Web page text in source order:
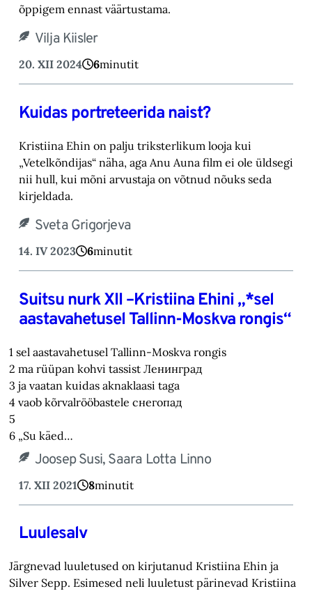
õppigem ennast väärtustama.
Vilja Kiisler
20. XII 2024 6minutit
Kuidas portreteerida naist?
Kristiina Ehin on palju triksterlikum looja kui
„Vetelkõndijas“ näha, aga Anu Auna film ei ole üldsegi
nii hull, kui mõni arvustaja on võtnud nõuks seda
kirjeldada.
Sveta Grigorjeva
14. IV 2023 6minutit
Suitsu nurk XII –Kristiina Ehini „*sel
aastavahetusel Tallinn-Moskva rongis“
1 sel aastavahetusel Tallinn-Moskva rongis
2 ma rüüpan kohvi tassist Ленинград
3 ja vaatan kuidas aknaklaasi taga
4 vaob kõrvalrööbastele снегопад
5
6 „Su käed…
Joosep Susi, Saara Lotta Linno
17. XII 2021 8minutit
Luulesalv
Järgnevad luuletused on kirjutanud Kristiina Ehin ja
Silver Sepp. Esimesed neli luuletust pärinevad Kristiina